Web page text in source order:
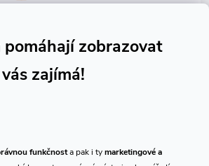
pomáhají zobrazovat
zajímá!
funkčnosta pak i tymarketingové a
Sledujte náš vlog CHN_CZ